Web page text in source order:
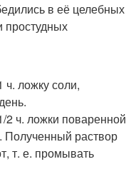
в её целебных
простудных
ч. ложку соли,
2 ч. ложки поваренной
Полученный раствор
т. е. промывать